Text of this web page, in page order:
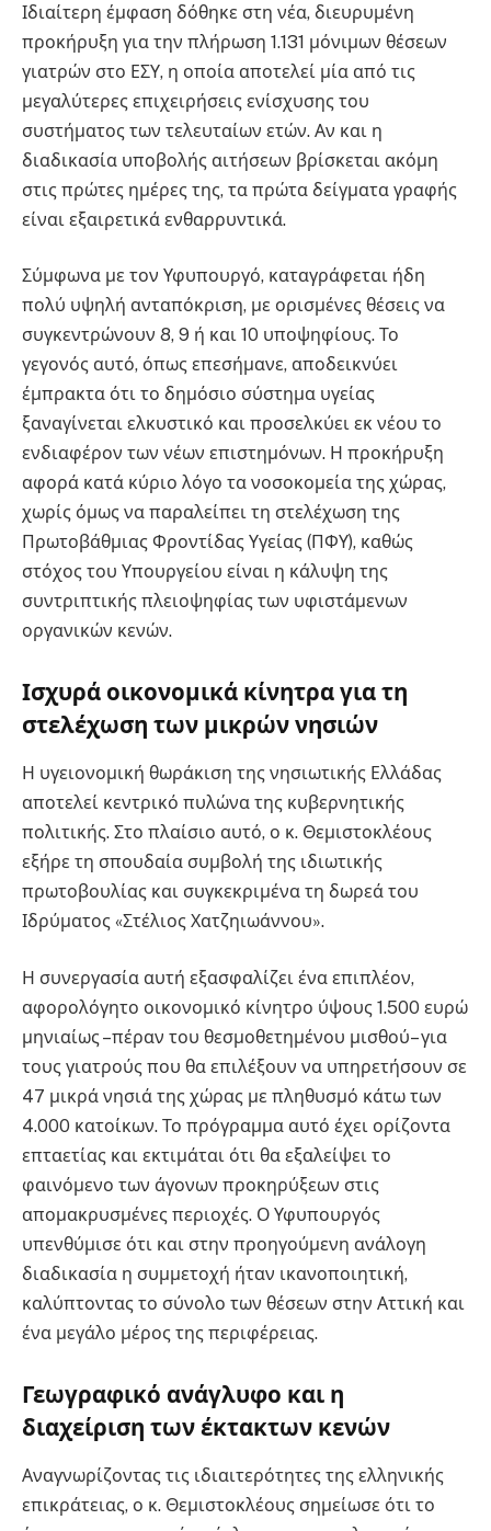
Ιδιαίτερη έμφαση δόθηκε στη νέα, διευρυμένη
προκήρυξη για την πλήρωση 1.131 μόνιμων θέσεων
γιατρών στο ΕΣΥ, η οποία αποτελεί μία από τις
μεγαλύτερες επιχειρήσεις ενίσχυσης του
συστήματος των τελευταίων ετών. Αν και η
διαδικασία υποβολής αιτήσεων βρίσκεται ακόμη
στις πρώτες ημέρες της, τα πρώτα δείγματα γραφής
είναι εξαιρετικά ενθαρρυντικά.
Σύμφωνα με τον Υφυπουργό, καταγράφεται ήδη
πολύ υψηλή ανταπόκριση, με ορισμένες θέσεις να
συγκεντρώνουν 8, 9 ή και 10 υποψηφίους. Το
γεγονός αυτό, όπως επεσήμανε, αποδεικνύει
έμπρακτα ότι το δημόσιο σύστημα υγείας
ξαναγίνεται ελκυστικό και προσελκύει εκ νέου το
ενδιαφέρον των νέων επιστημόνων. Η προκήρυξη
αφορά κατά κύριο λόγο τα νοσοκομεία της χώρας,
χωρίς όμως να παραλείπει τη στελέχωση της
Πρωτοβάθμιας Φροντίδας Υγείας (ΠΦΥ), καθώς
στόχος του Υπουργείου είναι η κάλυψη της
συντριπτικής πλειοψηφίας των υφιστάμενων
οργανικών κενών.
Ισχυρά οικονομικά κίνητρα για τη
στελέχωση των μικρών νησιών
Η υγειονομική θωράκιση της νησιωτικής Ελλάδας
αποτελεί κεντρικό πυλώνα της κυβερνητικής
πολιτικής. Στο πλαίσιο αυτό, ο κ. Θεμιστοκλέους
εξήρε τη σπουδαία συμβολή της ιδιωτικής
πρωτοβουλίας και συγκεκριμένα τη δωρεά του
Ιδρύματος «Στέλιος Χατζηιωάννου».
Η συνεργασία αυτή εξασφαλίζει ένα επιπλέον,
αφορολόγητο οικονομικό κίνητρο ύψους 1.500 ευρώ
μηνιαίως –πέραν του θεσμοθετημένου μισθού– για
τους γιατρούς που θα επιλέξουν να υπηρετήσουν σε
47 μικρά νησιά της χώρας με πληθυσμό κάτω των
4.000 κατοίκων. Το πρόγραμμα αυτό έχει ορίζοντα
επταετίας και εκτιμάται ότι θα εξαλείψει το
φαινόμενο των άγονων προκηρύξεων στις
απομακρυσμένες περιοχές. Ο Υφυπουργός
υπενθύμισε ότι και στην προηγούμενη ανάλογη
διαδικασία η συμμετοχή ήταν ικανοποιητική,
καλύπτοντας το σύνολο των θέσεων στην Αττική και
ένα μεγάλο μέρος της περιφέρειας.
Γεωγραφικό ανάγλυφο και η
διαχείριση των έκτακτων κενών
Αναγνωρίζοντας τις ιδιαιτερότητες της ελληνικής
επικράτειας, ο κ. Θεμιστοκλέους σημείωσε ότι το